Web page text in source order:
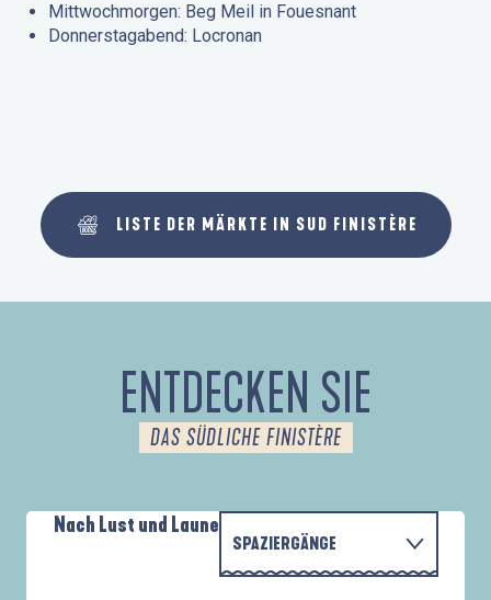
Mittwochmorgen: Beg Meil in Fouesnant
Donnerstagabend: Locronan
LISTE DER MÄRKTE IN SUD FINISTÈRE
ENTDECKEN SIE
DAS SÜDLICHE FINISTÈRE
Nach Lust und Laune
SPAZIERGÄNGE